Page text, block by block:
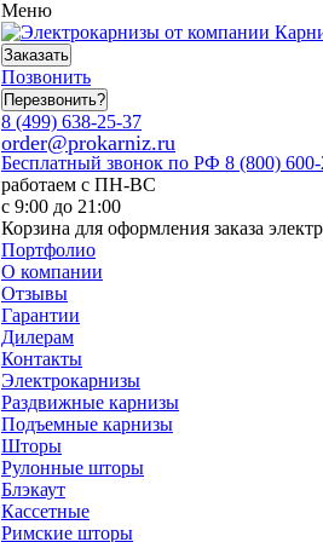
Меню
Заказать
Позвонить
Перезвонить?
8 (499) 638-25-37
order@prokarniz.ru
Бесплатный звонок по РФ 8 (800)
работаем с ПН-ВС
с 9:00 до 21:00
Корзина для оформления заказа
Портфолио
О компании
Отзывы
Гарантии
Дилерам
Контакты
Электрокарнизы
Раздвижные карнизы
Подъемные карнизы
Шторы
Рулонные шторы
Блэкаут
Кассетные
Римские шторы